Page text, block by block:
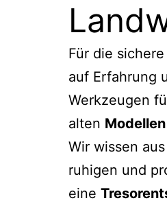
Für die
auf Erfahrung
Werkzeugen
alten
Wir wissen
ruhigen und
eine